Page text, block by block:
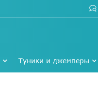
Туники и джемперы